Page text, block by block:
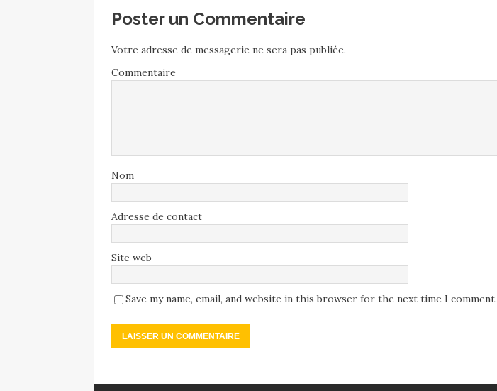
Poster un Commentaire
Votre adresse de messagerie ne sera pas publiée.
Commentaire
Nom
Adresse de contact
Site web
Save my name, email, and website in this browser for the next time I comment.